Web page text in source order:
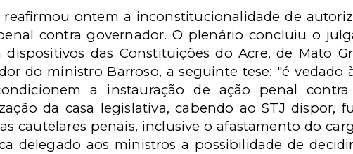
reafirmou ontem a inconstitucionalidade de
contra governador. O plenário concluiu o
dispositivos das Constituições do Acre, de Mato
do ministro Barroso, a seguinte tese: "é vedado
a instauração de ação penal
da casa legislativa, cabendo ao STJ dispor,
cautelares penais, inclusive o afastamento do
delegado aos ministros a possibilidade de